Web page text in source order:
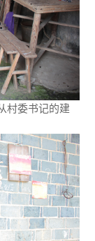
村委书记的建